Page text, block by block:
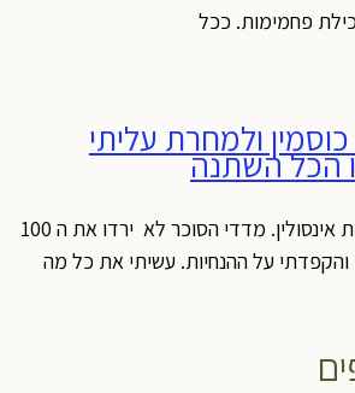
פחמימות. ככל
ולמחרת עליתי
הכל השתנה
שנים שסבלתי מתנגודת אינסולין. מדדי הסוכר לא ירדו את ה 100
על ההנחיות. עשיתי את כל מה